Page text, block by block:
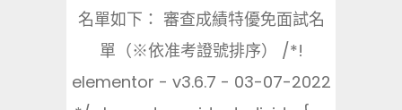
名單如下： 審查成績特優免面試名
單（※依准考證號排序） /*!
elementor - v3.6.7 - 03-07-2022